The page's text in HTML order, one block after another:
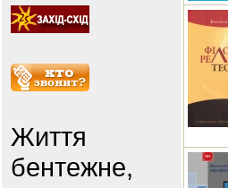
Життя
бентежне,